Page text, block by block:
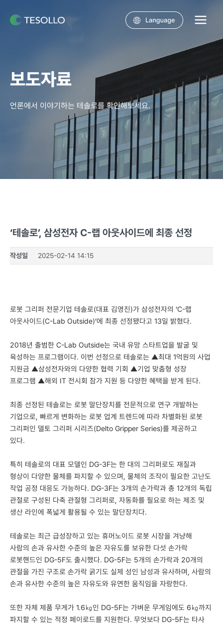
건너뛰기
Menu
보도자료
언론에서 이야기하는 테솔로를 확인해보세요.
‘테솔로’, 삼성전자 C-랩 아웃사이드에 최종 선정
작성일 2025-02-14 14:15
로봇 그리퍼 전문기업 테솔로(대표 김영진)가 삼성전자의 ‘C-랩
아웃사이드(C-Lab Outside)’에 최종 선정됐다고 13일 밝혔다.
2018년 출범한 C-Lab Outside는 국내 유망 스타트업을 발굴 및
육성하는 프로그램이다. 이번 선정으로 테솔로는 ▲최대 1억원의 사업
지원금 ▲삼성전자와의 다양한 협력 기회 ▲기업 맞춤형 성장
프로그램 ▲해외 IT 전시회 참가 지원 등 다양한 혜택을 받게 된다.
최종 선정된 테솔로는 로봇 말단장치를 전문적으로 연구 개발하는
기업으로, 빠르게 변화하는 로봇 업계 트렌드에 따라 차별화된 로봇
그리퍼인 델토 그리퍼 시리즈(Delto Gripper Series)를 제공하고
있다.
특히 테솔로의 대표 모델인 DG-3F는 한 대의 그리퍼로도 재질과
형상이 다양한 물체를 파지할 수 있으며, 물체의 조작이 필요한 고난도
작업 공정 대응도 가능하다. DG-3F는 3개의 손가락과 총 12개의 독립
관절로 구성된 다축 관절형 그리퍼로, 자동화를 필요로 하는 제조 및
생산 라인에 폭넓게 활용될 수 있는 말단장치다.
테솔로는 최근 급성장하고 있는 휴머노이드 로봇 시장을 겨냥해
사람의 손과 유사한 수준의 높은 자유도를 보유한 다섯 손가락
로봇핸드인 DG-5F도 출시했다. DG-5F는 5개의 손가락과 20개의
관절을 가진 구조로 손가락 굵기도 실제 성인 남성과 유사하며, 사람의
손과 유사한 수준의 높은 자유도와 유연한 움직임을 자랑한다.
또한 자체 제품 무게가 1.6㎏인 DG-5F는 가벼운 무게임에도 6㎏까지
파지할 수 있는 적정 페이로드를 지원한다. 무엇보다 DG-5F는 타사